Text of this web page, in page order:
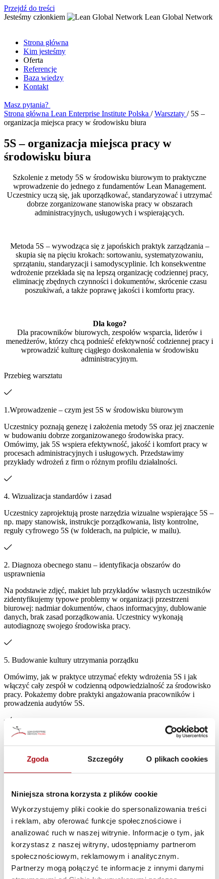
Zgoda Szczegóły O plikach cookies
Niniejsza strona korzysta z plików cookie
Wykorzystujemy pliki cookie do spersonalizowania treści
i reklam, aby oferować funkcje społecznościowe i
analizować ruch w naszej witrynie. Informacje o tym, jak
korzystasz z naszej witryny, udostępniamy partnerom
społecznościowym, reklamowym i analitycznym.
Partnerzy mogą połączyć te informacje z innymi danymi
Przejdź do treści
Jesteśmy członkiem
Lean Global Network
Strona główna
Kim jesteśmy
Oferta
Referencje
Baza wiedzy
Kontakt
Masz pytania?
Strona główna Lean Enterprise Institute Polska /Warsztaty / 5S –
organizacja miejsca pracy w środowisku biura
5S – organizacja miejsca pracy w
środowisku biura
Szkolenie z metody 5S w środowisku biurowym to praktyczne
wprowadzenie do jednego z fundamentów Lean Management.
Uczestnicy uczą się, jak uporządkować, standaryzować i utrzymać
dobrze zorganizowane stanowiska pracy w obszarach
administracyjnych, usługowych i wspierających.
Metoda 5S – wywodząca się z japońskich praktyk zarządzania –
skupia się na pięciu krokach: sortowaniu, systematyzowaniu,
sprzątaniu, standaryzacji i samodyscyplinie. Ich konsekwentne
wdrożenie przekłada się na lepszą organizację codziennej pracy,
eliminację zbędnych czynności i dokumentów, skrócenie czasu
poszukiwań, a także poprawę jakości i komfortu pracy.
Dla kogo?
Dla pracowników biurowych, zespołów wsparcia, liderów i
menedżerów, którzy chcą podnieść efektywność codziennej pracy i
wprowadzić kulturę ciągłego doskonalenia w środowisku
administracyjnym.
Przebieg warsztatu
1.Wprowadzenie – czym jest 5S w środowisku biurowym
Uczestnicy poznają genezę i założenia metody 5S oraz jej znaczenie
w budowaniu dobrze zorganizowanego środowiska pracy.
Omówimy, jak 5S wspiera efektywność, jakość i komfort pracy w
procesach administracyjnych i usługowych. Przedstawimy
przykłady wdrożeń z firm o różnym profilu działalności.
4. Wizualizacja standardów i zasad
Uczestnicy zaprojektują proste narzędzia wizualne wspierające 5S –
np. mapy stanowisk, instrukcje porządkowania, listy kontrolne,
reguły cyfrowego 5S (w folderach, na pulpicie, w mailu).
2. Diagnoza obecnego stanu – identyfikacja obszarów do
usprawnienia
Na podstawie zdjęć, makiet lub przykładów własnych uczestników
zidentyfikujemy typowe problemy w organizacji przestrzeni
biurowej: nadmiar dokumentów, chaos informacyjny, dublowanie
danych, brak zasad porządkowania. Uczestnicy wykonają
autodiagnozę swojego środowiska pracy.
5. Budowanie kultury utrzymania porządku
Omówimy, jak w praktyce utrzymać efekty wdrożenia 5S i jak
włączyć cały zespół w codzienną odpowiedzialność za środowisko
pracy. Pokażemy dobre praktyki angażowania pracowników i
prowadzenia audytów 5S.
3. Praktyczne zastosowanie każdego z kroków 5S
Krok po kroku przećwiczymy każdy z elementów 5S:
Sortowanie– jak odróżniać potrzebne od zbędnych
Systematyzowanie– jak organizować przestrzeń, by
ułatwiała pracę,
Sprzątanie– jak wdrożyć nawyki dbałości o stanowisko,
– jak utrwalać dobre praktyki,
Samodyscyplina
– jak budować odpowiedzialność za
porządek w zespole.